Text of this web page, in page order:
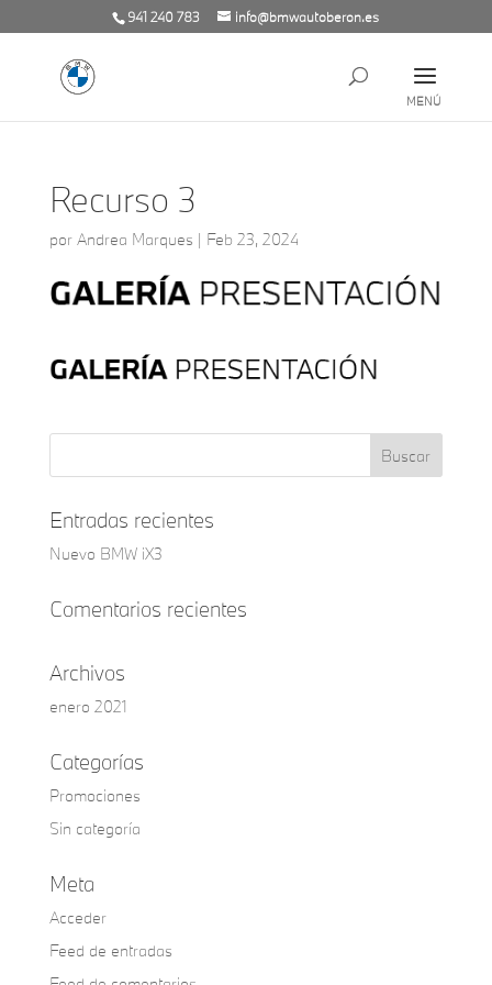
941 240 783 info@bmwautoberon.es
Recurso 3
por Andrea Marques | Feb 23, 2024
Entradas recientes
Nuevo BMW iX3
Comentarios recientes
Archivos
enero 2021
Categorías
Promociones
Sin categoría
Meta
Acceder
Feed de entradas